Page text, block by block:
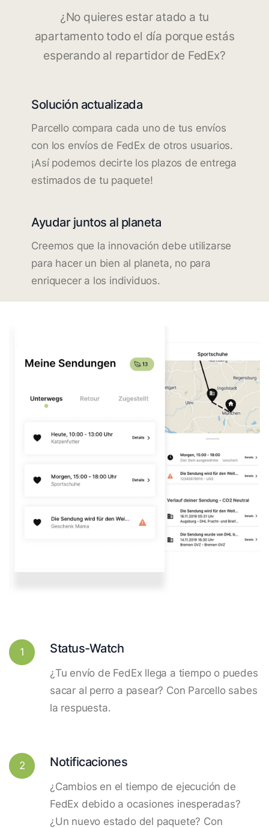
¿No quieres estar atado a tu
apartamento todo el día porque estás
esperando al repartidor de FedEx?
Solución actualizada
Parcello compara cada uno de tus envíos
con los envíos de FedEx de otros usuarios.
¡Así podemos decirte los plazos de entrega
estimados de tu paquete!
Ayudar juntos al planeta
Creemos que la innovación debe utilizarse
para hacer un bien al planeta, no para
enriquecer a los individuos.
1 Status-Watch
¿Tu envío de FedEx llega a tiempo o puedes
sacar al perro a pasear? Con Parcello sabes
la respuesta.
2 Notificaciones
¿Cambios en el tiempo de ejecución de
FedEx debido a ocasiones inesperadas?
¿Un nuevo estado del paquete? Con